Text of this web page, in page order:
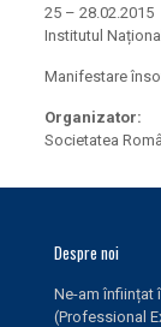
25 – 28.02.2015
Institutul
Manifestare
Organizator:
Societatea
Despre noi
Ne-am înființat
(Professional